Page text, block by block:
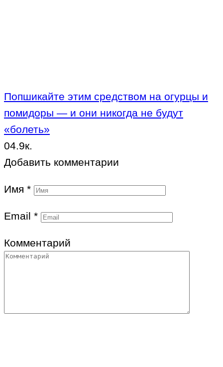
Попшикайте этим средством на огурцы и
помидоры — и они никогда не будут
«болеть»
04.9к.
Добавить комментарии
Имя *
Email *
Комментарий